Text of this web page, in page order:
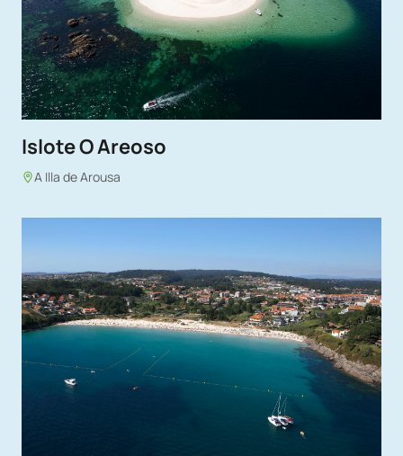
Islote O Areoso
A Illa de Arousa